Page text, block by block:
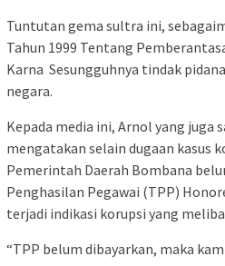
Tuntutan gema sultra ini,
Tahun 1999 Tentang
Karna Sesungguhnya tindak
negara.
Kepada media ini, Arnol yang juga
mengatakan selain dugaan kasus
Pemerintah Daerah Bombana
Penghasilan Pegawai (TPP)
terjadi indikasi korupsi yang
“TPP belum dibayarkan, maka